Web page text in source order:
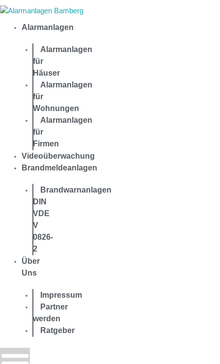
Zum
springenAlarmanlagen
Alarmanlagen
für
Häuser
Alarmanlagen
für
Wohnungen
Alarmanlagen
für
Firmen
Videoüberwachung
Brandmeldeanlagen
Brandwarnanlagen
DIN
VDE
V
0826-
2
Über
Uns
Impressum
Partner
werden
Ratgeber